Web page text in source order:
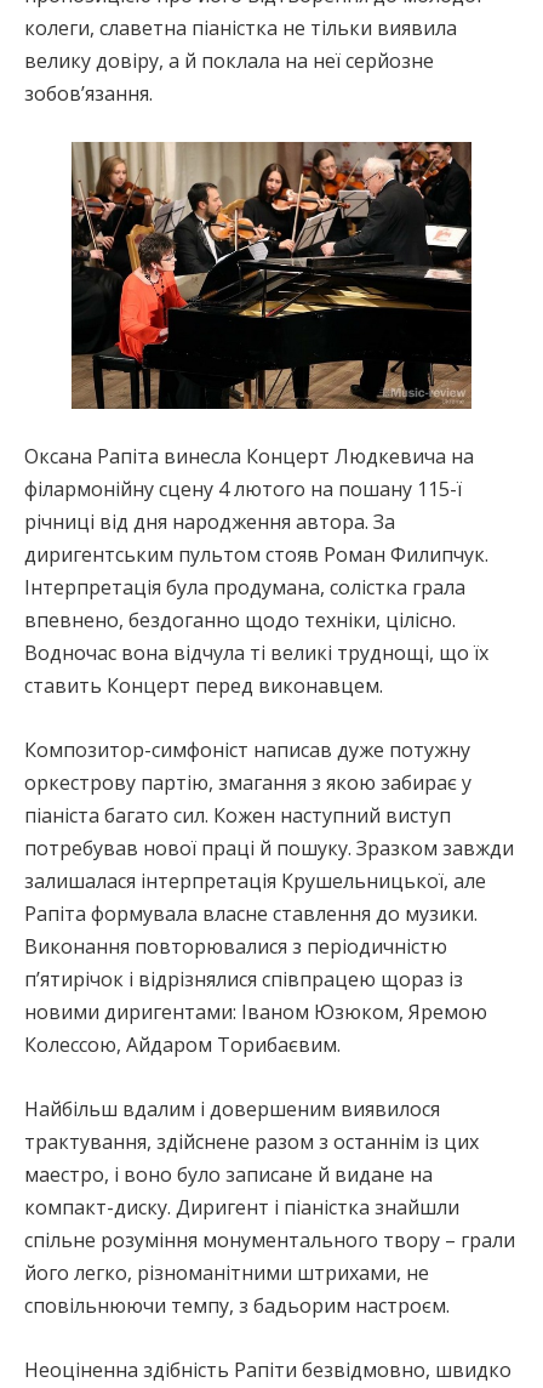
колеги, славетна піаністка не тільки виявила
велику довіру, а й поклала на неї серйозне
зобов’язання.
Оксана Рапіта винесла Концерт Людкевича на
філармонійну сцену 4 лютого на пошану 115-ї
річниці від дня народження автора. За
диригентським пультом стояв Роман Филипчук.
Інтерпретація була продумана, солістка грала
впевнено, бездоганно щодо техніки, цілісно.
Водночас вона відчула ті великі труднощі, що їх
ставить Концерт перед виконавцем.
Композитор-симфоніст написав дуже потужну
оркестрову партію, змагання з якою забирає у
піаніста багато сил. Кожен наступний виступ
потребував нової праці й пошуку. Зразком завжди
залишалася інтерпретація Крушельницької, але
Рапіта формувала власне ставлення до музики.
Виконання повторювалися з періодичністю
п’ятирічок і відрізнялися співпрацею щораз із
новими диригентами: Іваном Юзюком, Яремою
Колессою, Айдаром Торибаєвим.
Найбільш вдалим і довершеним виявилося
трактування, здійснене разом з останнім із цих
маестро, і воно було записане й видане на
компакт-диску. Диригент і піаністка знайшли
спільне розуміння монументального твору – грали
його легко, різноманітними штрихами, не
сповільнюючи темпу, з бадьорим настроєм.
Неоціненна здібність Рапіти безвідмовно, швидко